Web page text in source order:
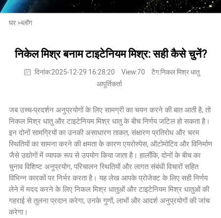
घर>ब्लॉग
निकेल मिश्र बनाम टाइटेनियम मिश्र: सही कैसे चुनें?
दिनांक:2025-12-29 16:28:20 View:70
टैग:निकल मिश्र धातु
आपूर्तिकर्ता
जब उच्च-प्रदर्शन अनुप्रयोगों के लिए सामग्री का चयन करने की बात आती है, तो
निकल मिश्र धातु और टाइटेनियम मिश्र धातु के बीच निर्णय जटिल हो सकता है।
इन दोनों सामग्रियों का उनकी असाधारण ताकत, संक्षारण प्रतिरोध और चरम
स्थितियों का सामना करने की क्षमता के कारण एयरोस्पेस, ऑटोमोटिव और विनिर्माण
जैसे उद्योगों में व्यापक रूप से उपयोग किया जाता है। हालाँकि, दोनों के बीच का
चुनाव विशिष्ट अनुप्रयोग, परिचालन स्थितियों और लागत संबंधी विचारों सहित
विभिन्न कारकों पर निर्भर करता है। यह लेख आपके प्रोजेक्ट के लिए सही निर्णय
लेने में मदद करने के लिए निकल मिश्र धातुओं और टाइटेनियम मिश्र धातुओं की
गहराई से तुलना प्रदान करेगा, उनके गुणों, लाभों और आदर्श अनुप्रयोगों की जांच
करेगा।